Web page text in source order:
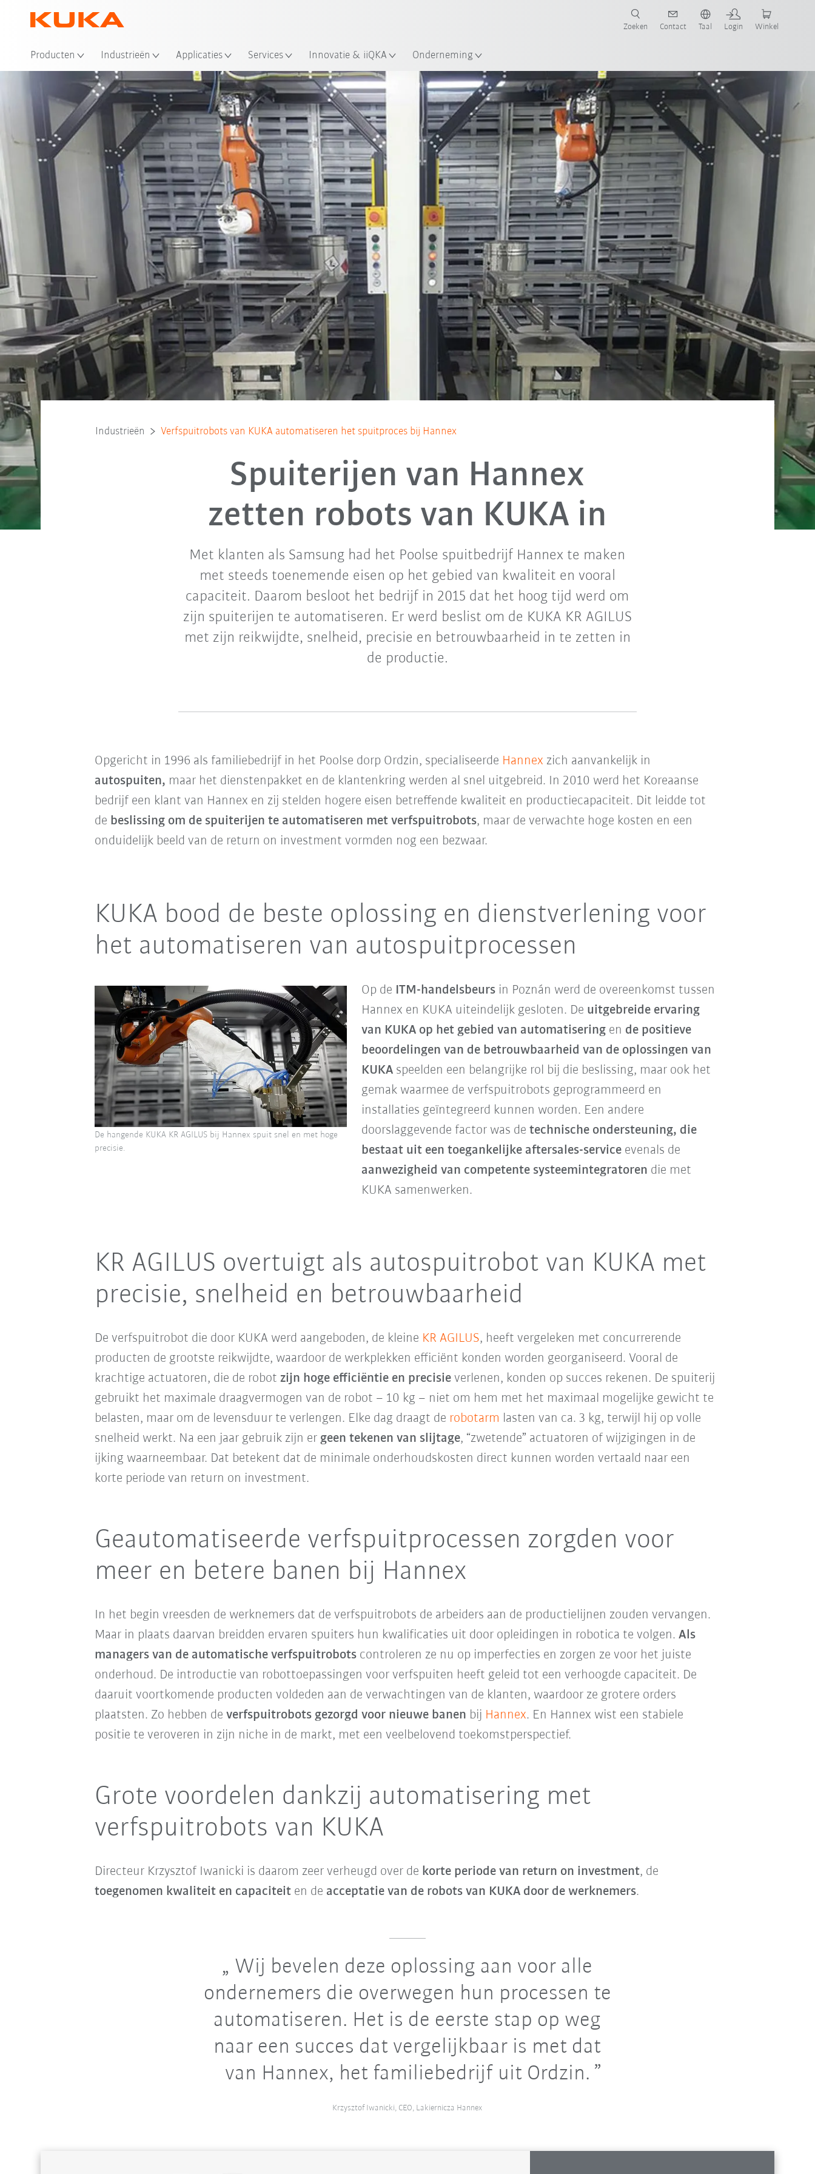
Producten Industrieën Applicaties Services Innovatie & iiQKA Onderneming
Zoeken Contact Taal Login Winkel
Alle systeempartners
Industrieën Verfspuitrobots van KUKA automatiseren het spuitproces bij Hannex
Spuiterijen van Hannex
zetten robots van KUKA in
Met klanten als Samsung had het Poolse spuitbedrijf Hannex te maken
met steeds toenemende eisen op het gebied van kwaliteit en vooral
capaciteit. Daarom besloot het bedrijf in 2015 dat het hoog tijd werd om
zijn spuiterijen te automatiseren. Er werd beslist om de KUKA KR AGILUS
met zijn reikwijdte, snelheid, precisie en betrouwbaarheid in te zetten in
de productie.
Opgericht in 1996 als familiebedrijf in het Poolse dorp Ordzin, specialiseerde Hannex zich aanvankelijk in
autospuiten, maar het dienstenpakket en de klantenkring werden al snel uitgebreid. In 2010 werd het Koreaanse
bedrijf een klant van Hannex en zij stelden hogere eisen betreffende kwaliteit en productiecapaciteit. Dit leidde tot
de beslissing om de spuiterijen te automatiseren met verfspuitrobots, maar de verwachte hoge kosten en een
onduidelijk beeld van de return on investment vormden nog een bezwaar.
KUKA bood de beste oplossing en dienstverlening voor
het automatiseren van autospuitprocessen
Op de ITM-handelsbeursin Poznán werd de overeenkomst tussen
Hannex en KUKA uiteindelijk gesloten. De uitgebreide ervaring
van KUKA op het gebied van automatiseringen de positieve
beoordelingen van de betrouwbaarheid van de oplossingen van
KUKA speelden een belangrijke rol bij die beslissing, maar ook het
gemak waarmee de verfspuitrobots geprogrammeerd en
installaties geïntegreerd kunnen worden. Een andere
doorslaggevende factor was de technische ondersteuning, die
bestaat uit een toegankelijke aftersales-service evenals de
aanwezigheid van competente systeemintegratoren die met
KUKA samenwerken.
De hangende KUKA KR AGILUS bij Hannex spuit snel en met hoge
precisie.
KR AGILUS overtuigt als autospuitrobot van KUKA met
precisie, snelheid en betrouwbaarheid
De verfspuitrobot die door KUKA werd aangeboden, de kleine KR AGILUS, heeft vergeleken met concurrerende
producten de grootste reikwijdte, waardoor de werkplekken efficiënt konden worden georganiseerd. Vooral de
krachtige actuatoren, die de robot zijn hoge efficiëntie en precisieverlenen, konden op succes rekenen. De spuiterij
gebruikt het maximale draagvermogen van de robot – 10 kg – niet om hem met het maximaal mogelijke gewicht te
belasten, maar om de levensduur te verlengen. Elke dag draagt de robotarm lasten van ca. 3 kg, terwijl hij op volle
snelheid werkt. Na een jaar gebruik zijn er geen tekenen van slijtage, “zwetende” actuatoren of wijzigingen in de
ijking waarneembaar. Dat betekent dat de minimale onderhoudskosten direct kunnen worden vertaald naar een
korte periode van return on investment.
Geautomatiseerde verfspuitprocessen zorgden voor
meer en betere banen bij Hannex
In het begin vreesden de werknemers dat de verfspuitrobots de arbeiders aan de productielijnen zouden vervangen.
Maar in plaats daarvan breidden ervaren spuiters hun kwalificaties uit door opleidingen in robotica te volgen. Als
managers van de automatische verfspuitrobotscontroleren ze nu op imperfecties en zorgen ze voor het juiste
onderhoud. De introductie van robottoepassingen voor verfspuiten heeft geleid tot een verhoogde capaciteit. De
daaruit voortkomende producten voldeden aan de verwachtingen van de klanten, waardoor ze grotere orders
plaatsten. Zo hebben de verfspuitrobots gezorgd voor nieuwe banen bij Hannex. En Hannex wist een stabiele
positie te veroveren in zijn niche in de markt, met een veelbelovend toekomstperspectief.
Grote voordelen dankzij automatisering met
verfspuitrobots van KUKA
Directeur Krzysztof Iwanicki is daarom zeer verheugd over de korte periode van return on investment, de
toegenomen kwaliteit en capaciteit en de acceptatie van de robots van KUKA door de werknemers.
Wij bevelen deze oplossing aan voor alle
ondernemers die overwegen hun processen te
automatiseren. Het is de eerste stap op weg
naar een succes dat vergelijkbaar is met dat
van Hannex, het familiebedrijf uit Ordzin.
Krzysztof Iwanicki, CEO, Lakiernicza Hannex